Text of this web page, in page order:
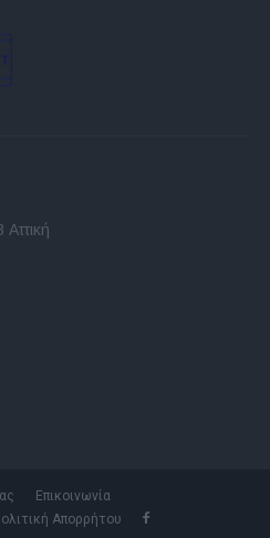
Επικοινωνία
Απορρήτου